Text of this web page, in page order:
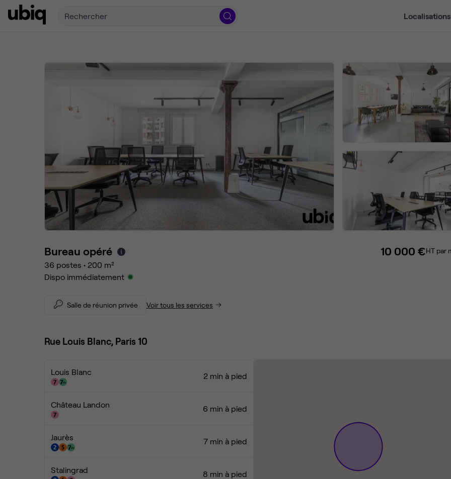
Rechercher Localisations
Bureau opéré
36 postes • 200 m²
Dispo immédiatement
10 000 €HT par
Salle de réunion privée Voir tous les services
Rue Louis Blanc, Paris 10
Louis Blanc 2 min à pied
Château Landon 6 min à pied
Jaurès 7 min à pied
Stalingrad 8 min à pied